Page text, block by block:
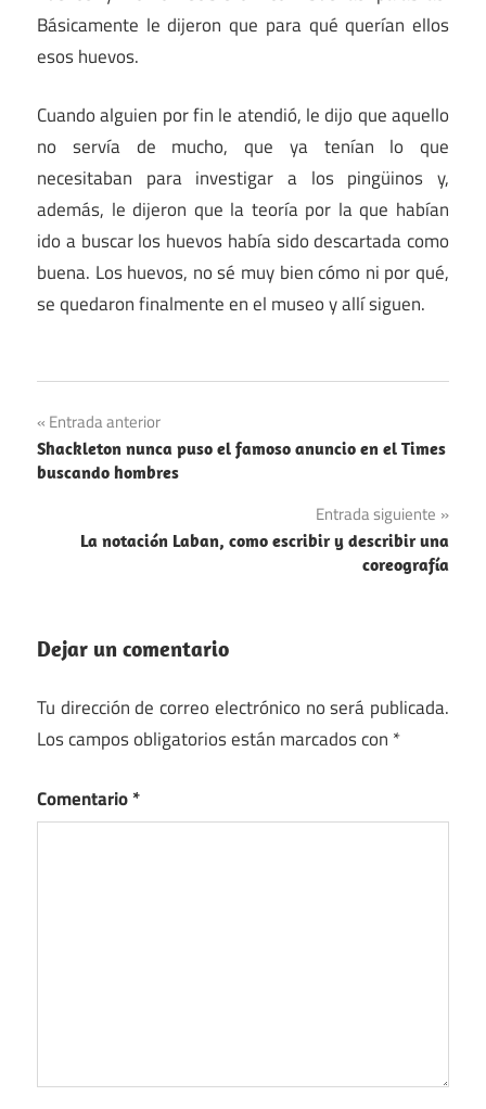
Básicamente le dijeron que para qué querían ellos
esos huevos.
Cuando alguien por fin le atendió, le dijo que aquello
no servía de mucho, que ya tenían lo que
necesitaban para investigar a los pingüinos y,
además, le dijeron que la teoría por la que habían
ido a buscar los huevos había sido descartada como
buena. Los huevos, no sé muy bien cómo ni por qué,
se quedaron finalmente en el museo y allí siguen.
Navegación
de
Entrada anterior
Shackleton nunca puso el famoso anuncio en el Times
buscando hombres
Entrada siguiente
La notación Laban, como escribir y describir una
coreografía
Dejar un comentario
Tu dirección de correo electrónico no será publicada.
Los campos obligatorios están marcados con *
Comentario*